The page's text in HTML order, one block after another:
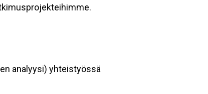
analyysi) yhteistyössä